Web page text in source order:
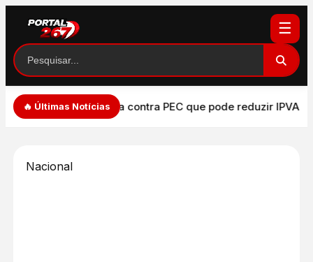
☰
🔥 Últimas Notícias
vota contra PEC que pode reduzir IPVA em até 75% e
Nacional